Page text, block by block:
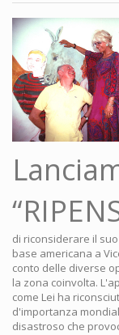
di riconsiderare il
base americana a
conto delle diverse
la zona coinvolta.
come Lei ha
d'importanza
disastroso che